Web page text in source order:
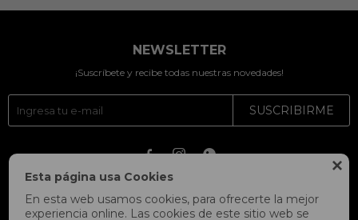

Esta página usa Cookies
En esta web usamos cookies, para ofrecerte la mejor
experiencia online. Las cookies de este sitio web se
NEWSLETTER
¡Suscríbete y recibe todas nuestras novedades!
SUSCRIBIRME
  